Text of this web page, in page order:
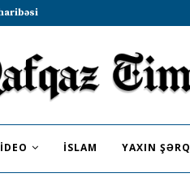
etməyə dəvət...
İSLAM YAXIN ŞƏRQ